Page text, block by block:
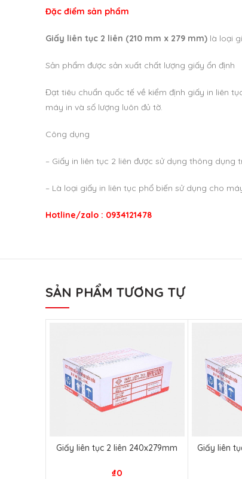
Đặc điểm sản phẩm
Giấy liên tục 2 liên (210 mm x 279 mm) là loại
Sản phẩm được sản xuất chất lượng giấy ổn định
Đạt tiêu chuẩn quốc tế về kiểm định giấy in liên
máy in và số lượng luôn đủ tờ.
Công dụng
– Giấy in liên tục 2 liên được sử dụng thông
– Là loại giấy in liên tục phổ biến sử dụng cho
Hotline/zalo : 0934121478
SẢN PHẨM TƯƠNG TỰ
Giấy liên tục 2 liên 240x279mm
₫0
Giấy liên